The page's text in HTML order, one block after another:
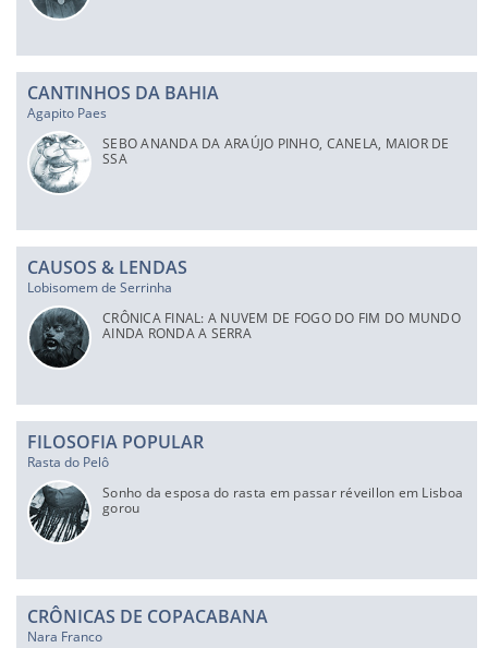
CANTINHOS DA BAHIA
Agapito Paes
SEBO ANANDA DA ARAÚJO PINHO, CANELA, MAIOR DE
SSA
CAUSOS & LENDAS
Lobisomem de Serrinha
CRÔNICA FINAL: A NUVEM DE FOGO DO FIM DO MUNDO
AINDA RONDA A SERRA
FILOSOFIA POPULAR
Rasta do Pelô
Sonho da esposa do rasta em passar réveillon em Lisboa
gorou
CRÔNICAS DE COPACABANA
Nara Franco